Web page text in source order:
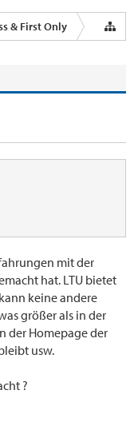
& First Only
mit der
hat. LTU bietet
keine andere
größer als in der
der Homepage der
usw.
?